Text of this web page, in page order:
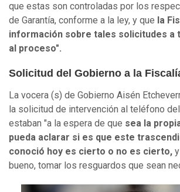
que estas son controladas por los
de Garantía, conforme a la ley, y que la
información sobre tales solicitudes a
al proceso".
Solicitud del Gobierno a la
La vocera (s) de Gobierno Aisén
la solicitud de intervención al teléfono
estaban "a la espera de que sea la
pueda aclarar si es que este
conoció hoy es cierto o no es cierto,
bueno, tomar los resguardos que sean